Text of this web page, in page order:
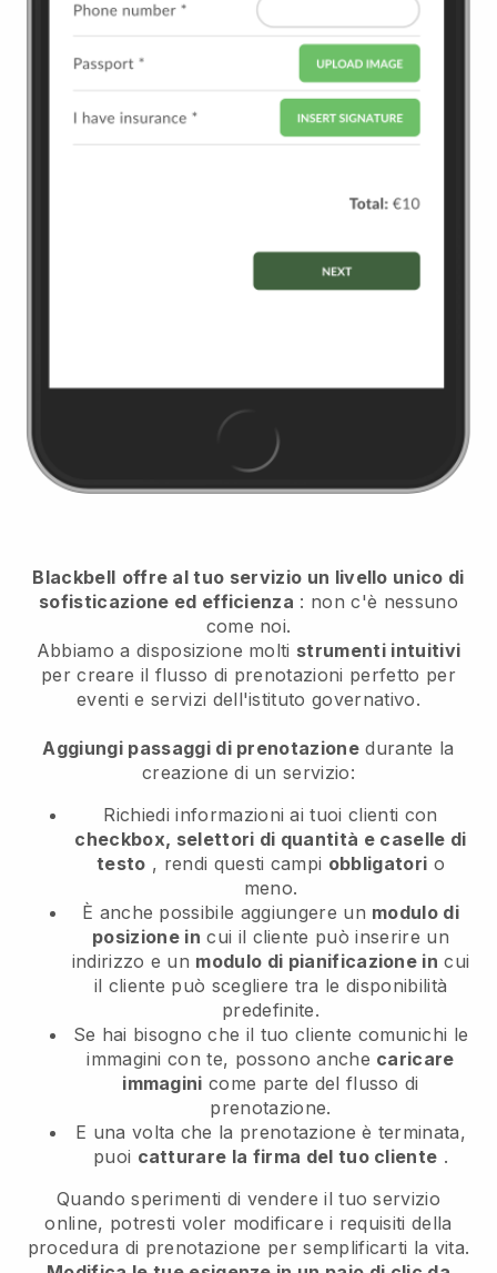
Blackbell offre al tuo servizio un livello unico di
sofisticazione ed efficienza : non c'è nessuno
come noi.
Abbiamo a disposizione molti strumenti intuitivi
percreare il flusso di prenotazioni perfetto per
eventi e servizi dell'istituto governativo.
Aggiungi passaggi di prenotazione durante la
creazione di un servizio:
Richiedi informazioni ai tuoi clienti con
checkbox, selettori di quantità e caselle di
testo , rendi questi campi obbligatori o
meno.
È anche possibile aggiungere un modulo di
posizione in cui il cliente può inserire un
indirizzo e un modulo di pianificazione in cui
il cliente può scegliere tra le disponibilità
predefinite.
Se hai bisogno che il tuo cliente comunichi le
immagini con te, possono anche caricare
immagini come parte del flusso di
prenotazione.
E una volta che la prenotazione è terminata,
puoi catturare la firma del tuo cliente .
Quando sperimenti di vendere il tuo servizio
online, potresti voler modificare i requisiti della
procedura di prenotazione per semplificarti la vita.